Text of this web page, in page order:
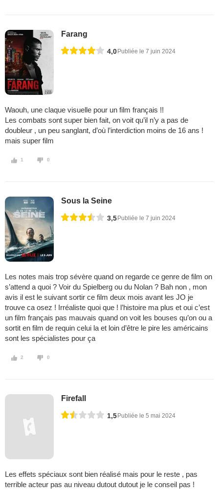
Farang
4,0Publiée le 7 juin 2024
Waouh, une claque visuelle pour un film français !!
Les combats sont super bien fait, on voit qu’il n’y a pas de
doubleur , un peu sanglant, d’où l’interdiction moins de 16 ans !
mais super film
1 0
Sous la Seine
3,5Publiée le 7 juin 2024
Les notes mais trop sévère quand on regarde ce genre de film on
s’attend a quoi ? Voir du Spielberg ou du Nolan ? Bah non , mon
avis il est le suivant sortir ce film deux mois avant les JO je
trouve ca osez ! Irréaliste quoi que ! l’histoire ma plus et oui c’est
un film français pas mauvais quand on voit les bouses qu’on ou a
sortit en film de requin celui la et loin d’être le pire les américains
sont les spécialistes pour ça
2 0
Firefall
1,5Publiée le 5 mai 2024
Les effets spéciaux sont bien réalisé mais pour le reste , pas
terrible acteur pas au niveau dutout dutout je le conseil pas !